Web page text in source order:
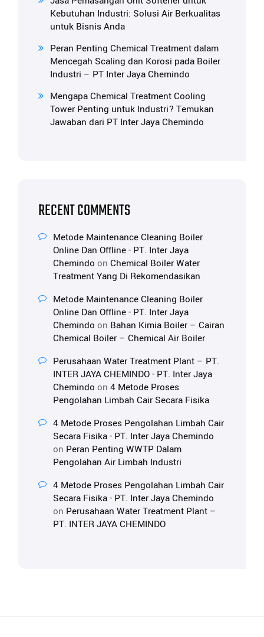
Kebutuhan Industri: Solusi Air Berkualitas
untuk Bisnis Anda
Peran Penting Chemical Treatment dalam
Mencegah Scaling dan Korosi pada Boiler
Industri – PT Inter Jaya Chemindo
Mengapa Chemical Treatment Cooling
Tower Penting untuk Industri? Temukan
Jawaban dari PT Inter Jaya Chemindo
RECENT COMMENTS
Metode Maintenance Cleaning Boiler
Online Dan Offline - PT. Inter Jaya
Chemindo on Chemical Boiler Water
Treatment Yang Di Rekomendasikan
Metode Maintenance Cleaning Boiler
Online Dan Offline - PT. Inter Jaya
Chemindo on Bahan Kimia Boiler – Cairan
Chemical Boiler – Chemical Air Boiler
Perusahaan Water Treatment Plant – PT.
INTER JAYA CHEMINDO - PT. Inter Jaya
Chemindo on 4 Metode Proses
Pengolahan Limbah Cair Secara Fisika
4 Metode Proses Pengolahan Limbah Cair
Secara Fisika - PT. Inter Jaya Chemindo
on Peran Penting WWTP Dalam
Pengolahan Air Limbah Industri
4 Metode Proses Pengolahan Limbah Cair
Secara Fisika - PT. Inter Jaya Chemindo
on Perusahaan Water Treatment Plant –
PT. INTER JAYA CHEMINDO